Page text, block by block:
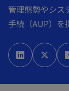
管理態勢やシス
手続（AUP）を
新
し
い
タ
新
し
い
タ